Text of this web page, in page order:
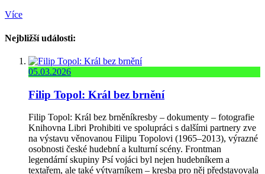
Více
Nejbližší události:
05.03.2026
Filip Topol: Král bez brnění
Filip Topol: Král bez brněníkresby – dokumenty – fotografie
Knihovna Libri Prohibiti ve spolupráci s dalšími partnery zve
na výstavu věnovanou Filipu Topolovi (1965–2013), výrazné
osobnosti české hudební a kulturní scény. Frontman
legendární skupiny Psí vojáci byl nejen hudebníkem a
textařem, ale také výtvarníkem – kresba pro něj představovala